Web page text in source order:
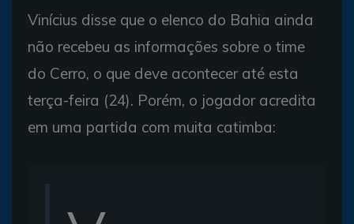
Vinícius disse que o elenco do Bahia ainda
não recebeu as informações sobre o time
do Cerro, o que deve acontecer até esta
terça-feira (24). Porém, o jogador acredita
em uma partida com muita catimba: